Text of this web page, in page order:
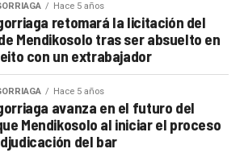
Hace 5 años
retomará la licitación del
Mendikosolo tras ser absuelto en
con un extrabajador
Hace 5 años
avanza en el futuro del
Mendikosolo al iniciar el proceso
del bar